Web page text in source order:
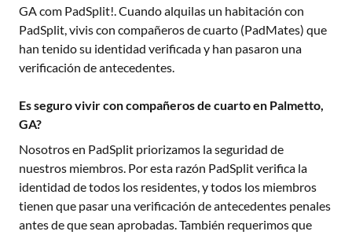
GAcom PadSplit!. Cuando alquilas un habitación con
PadSplit, vivis con compañeros de cuarto (PadMates) que
han tenido su identidad verificada y han pasaron una
verificación de antecedentes.
Es seguro vivir con compañeros de cuarto en Palmetto,
GA?
Nosotros en PadSplit priorizamos la seguridad de
nuestros miembros. Por esta razón PadSplit verifica la
identidad de todos los residentes, y todos los miembros
tienen que pasar una verificación de antecedentes penales
antes de que sean aprobadas. También requerimos que